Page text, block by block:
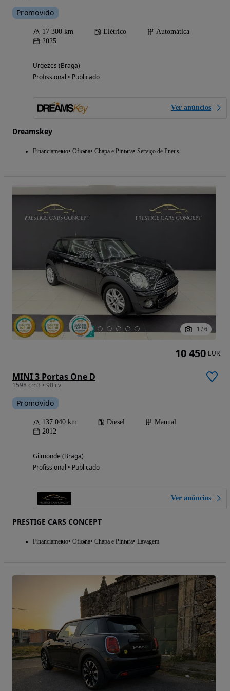
Promovido
17 300 km Elétrico
Automática
2025
Urgezes (Braga)
Profissional • Publicado
Ver anúncios
Dreamskey
Financiamento Oficina Chapa e Pintura Serviço de Pneus
1 / 6
MINI 3 Portas One D
1598 cm3 • 90 cv
Promovido
137 040 km Diesel
Manual
2012
Gilmonde (Braga)
Profissional • Publicado
Ver anúncios
PRESTIGE CARS CONCEPT
Financiamento Oficina Chapa e Pintura Lavagem
10 450 EUR